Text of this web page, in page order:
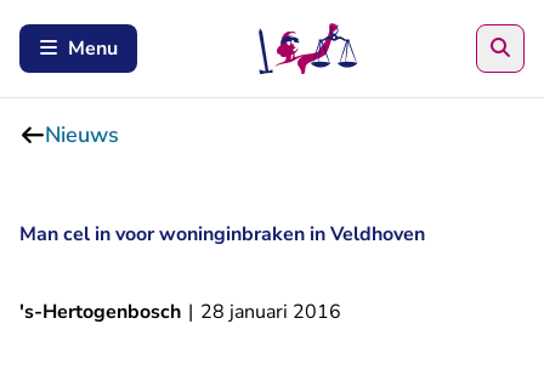
Menu
Nieuws
Man cel in voor woninginbraken in Veldhoven
's-Hertogenbosch | 28 januari 2016